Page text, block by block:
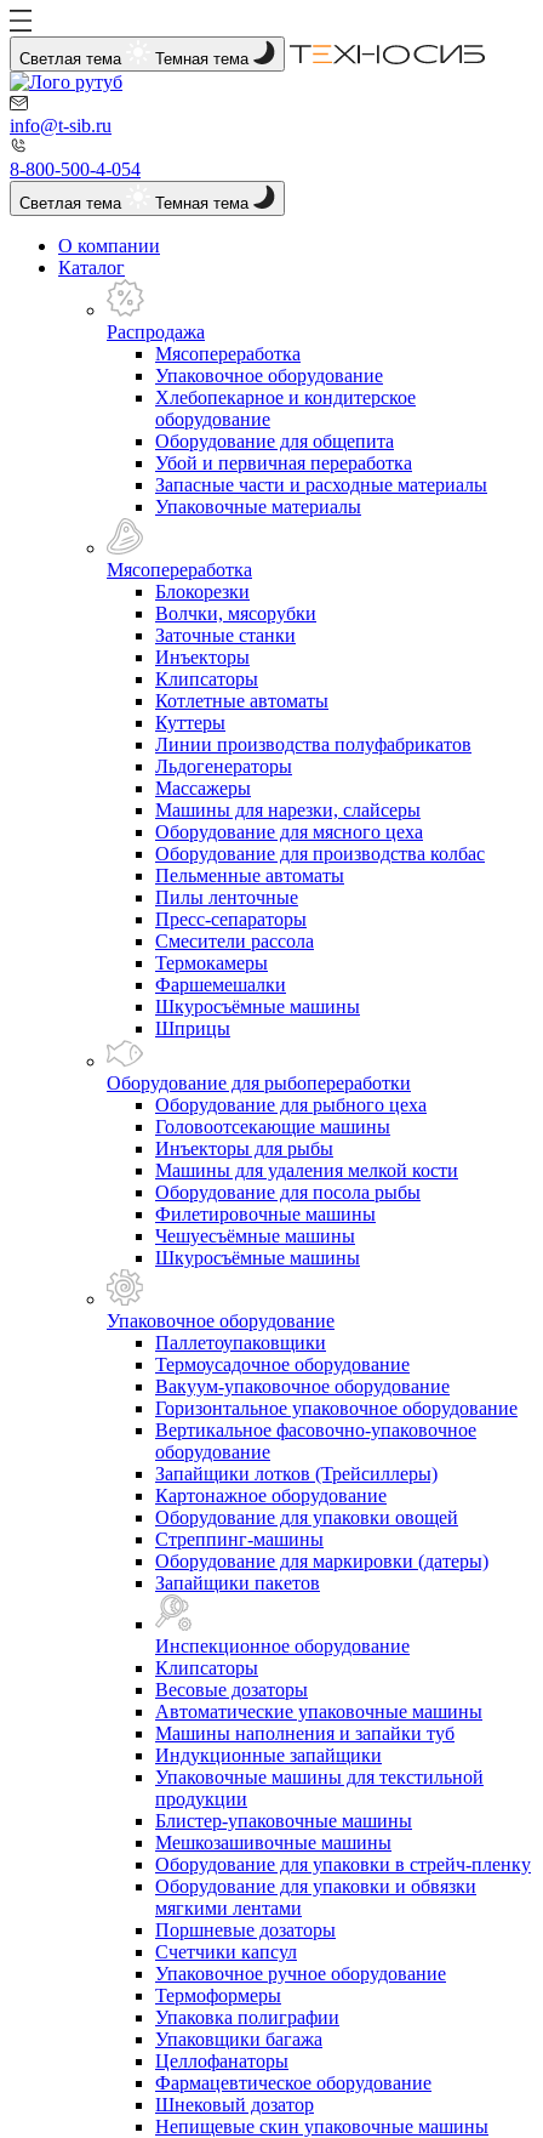
Светлая тема Темная тема
info@t-sib.ru
8-800-500-4-054
Светлая тема Темная тема
О компании
Каталог
Распродажа
Мясопереработка
Упаковочное оборудование
Хлебопекарное и кондитерское
оборудование
Оборудование для общепита
Убой и первичная переработка
Запасные части и расходные материалы
Упаковочные материалы
Мясопереработка
Блокорезки
Волчки, мясорубки
Заточные станки
Инъекторы
Клипсаторы
Котлетные автоматы
Куттеры
Линии производства полуфабрикатов
Льдогенераторы
Массажеры
Машины для нарезки, слайсеры
Оборудование для мясного цеха
Оборудование для производства колбас
Пельменные автоматы
Пилы ленточные
Пресс-сепараторы
Смесители рассола
Термокамеры
Фаршемешалки
Шкуросъёмные машины
Шприцы
Оборудование для рыбопереработки
Оборудование для рыбного цеха
Головоотсекающие машины
Инъекторы для рыбы
Машины для удаления мелкой кости
Оборудование для посола рыбы
Филетировочные машины
Чешуесъёмные машины
Шкуросъёмные машины
Упаковочное оборудование
Паллетоупаковщики
Термоусадочное оборудование
Вакуум-упаковочное оборудование
Горизонтальное упаковочное оборудование
Вертикальное фасовочно-упаковочное
оборудование
Запайщики лотков (Трейсиллеры)
Картонажное оборудование
Оборудование для упаковки овощей
Стреппинг-машины
Оборудование для маркировки (датеры)
Запайщики пакетов
Инспекционное оборудование
Клипсаторы
Весовые дозаторы
Автоматические упаковочные машины
Машины наполнения и запайки туб
Индукционные запайщики
Упаковочные машины для текстильной
продукции
Блистер-упаковочные машины
Мешкозашивочные машины
Оборудование для упаковки в стрейч-пленку
Оборудование для упаковки и обвязки
мягкими лентами
Поршневые дозаторы
Счетчики капсул
Упаковочное ручное оборудование
Термоформеры
Упаковка полиграфии
Упаковщики багажа
Целлофанаторы
Фармацевтическое оборудование
Шнековый дозатор
Непищевые скин упаковочные машины